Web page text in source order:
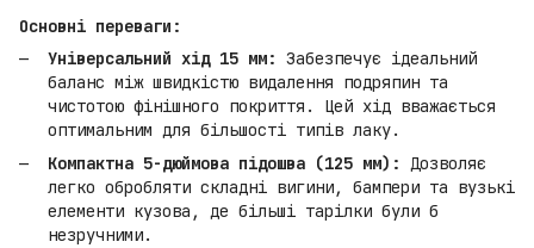
Основні переваги:
Універсальний хід 15 мм: Забезпечує ідеальний
баланс між швидкістю видалення подряпин та
чистотою фінішного покриття. Цей хід вважається
оптимальним для більшості типів лаку.
Компактна 5-дюймова підошва (125 мм): Дозволяє
легко обробляти складні вигини, бампери та вузькі
елементи кузова, де більші тарілки були б
незручними.